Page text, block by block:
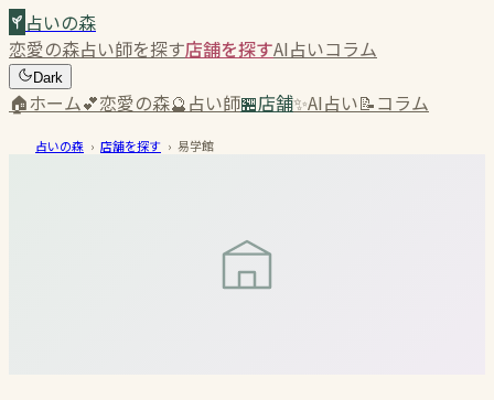
占いの森
恋愛の森占い師を探す店舗を探すAI占いコラム
Dark
🏠ホーム💕恋愛の森🔮占い師🏪店舗✨AI占い📝コラム
占いの森 › 店舗を探す › 易学館